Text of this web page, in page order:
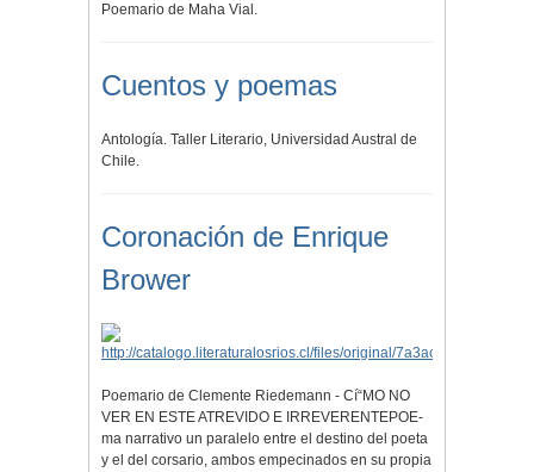
Poemario de Maha Vial.
Cuentos y poemas
Antología. Taller Literario, Universidad Austral de
Chile.
Coronación de Enrique
Brower
Poemario de Clemente Riedemann - Cí“MO NO
VER EN ESTE ATREVIDO E IRREVERENTEPOE-
ma narrativo un paralelo entre el destino del poeta
y el del corsario, ambos empecinados en su propia